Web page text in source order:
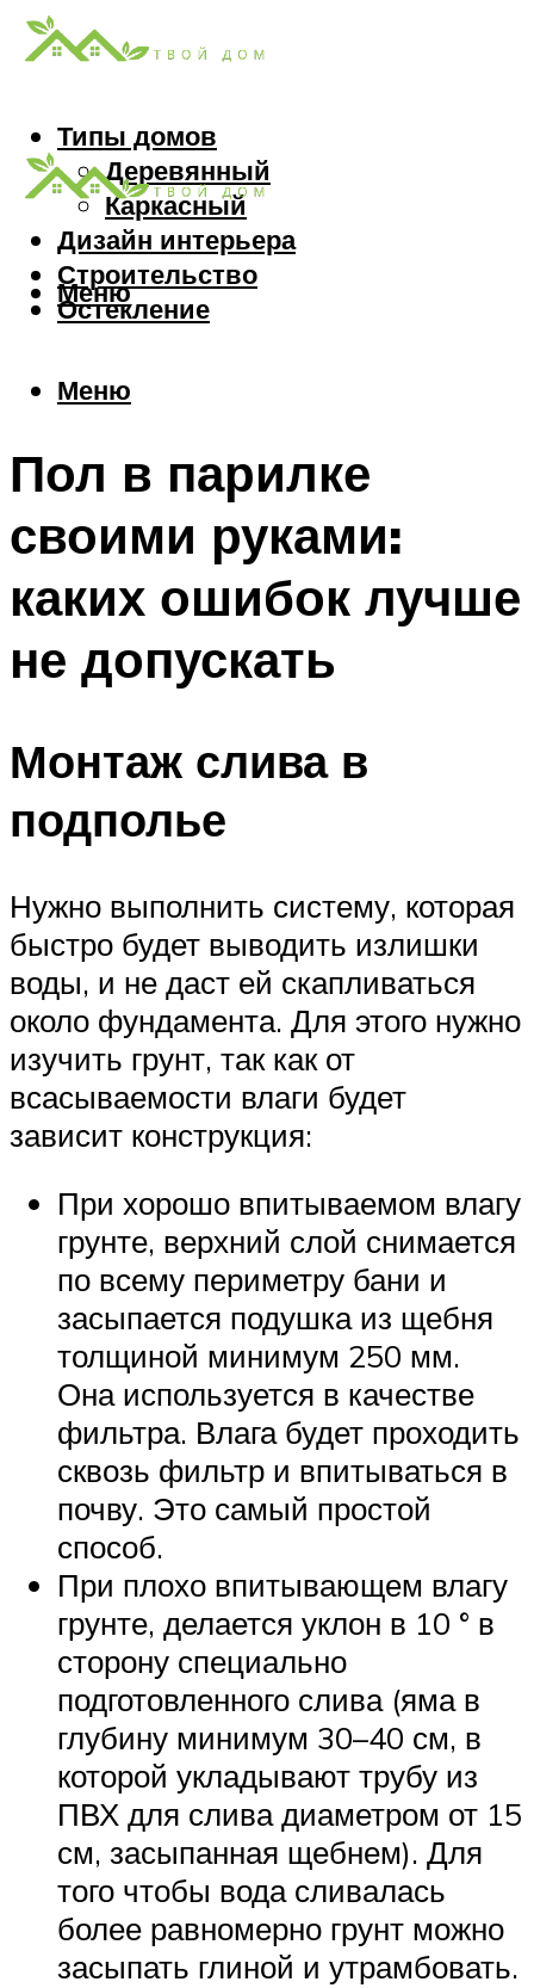
Типы домов
Деревянный
Каркасный
Дизайн интерьера
Строительство
Остекление
Меню
Меню
Пол в парилке
своими руками:
каких ошибок лучше
не допускать
Монтаж слива в
подполье
Нужно выполнить систему, которая
быстро будет выводить излишки
воды, и не даст ей скапливаться
около фундамента. Для этого нужно
изучить грунт, так как от
всасываемости влаги будет
зависит конструкция:
При хорошо впитываемом влагу
грунте, верхний слой снимается
по всему периметру бани и
засыпается подушка из щебня
толщиной минимум 250 мм.
Она используется в качестве
фильтра. Влага будет проходить
сквозь фильтр и впитываться в
почву. Это самый простой
способ.
При плохо впитывающем влагу
грунте, делается уклон в 10 ° в
сторону специально
подготовленного слива (яма в
глубину минимум 30–40 см, в
которой укладывают трубу из
ПВХ для слива диаметром от 15
см, засыпанная щебнем). Для
того чтобы вода сливалась
более равномерно грунт можно
засыпать глиной и утрамбовать.